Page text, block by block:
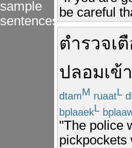
sample
sentences
be careful
ตำรวจเ
ปลอมเข้
dtamM ruaatL
bplaaekL
"The police
pickpockets